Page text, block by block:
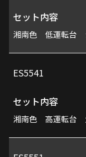
価
格
セット内容
湘南色 低運転台
ES5541
セット内容
湘南色 高運転台